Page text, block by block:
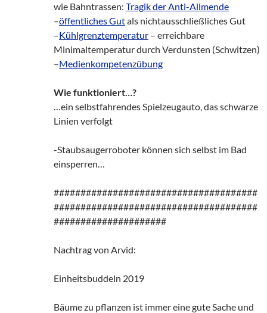
wie Bahntrassen: Tragik der Anti-Allmende
–öffentliches Gutals nichtausschließliches Gut
–Kühlgrenztemperatur – erreichbare
Minimaltemperatur durch Verdunsten (Schwitzen)
–Medienkompetenzübung
Wie funktioniert…?
…ein selbstfahrendes Spielzeugauto, das schwarze
Linien verfolgt
-Staubsaugerroboter können sich selbst im Bad
einsperren…
######################################
######################################
#####################
Nachtrag von Arvid:
Einheitsbuddeln 2019
Bäume zu pflanzen ist immer eine gute Sache und